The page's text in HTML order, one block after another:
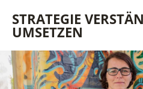
STRATEGIE
UMSETZEN